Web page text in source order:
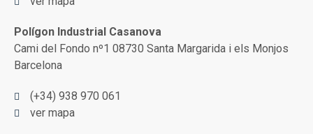
Polígon Industrial Casanova
Cami del Fondo nº1 08730 Santa Margarida i els Monjos
Barcelona
(+34) 938 970 061
ver mapa